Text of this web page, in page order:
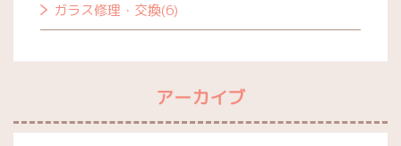
ガラス修理・交換(6)
アーカイブ